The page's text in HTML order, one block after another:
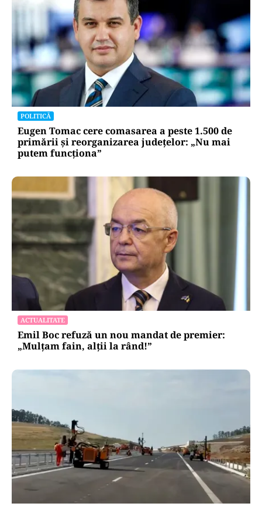
POLITICĂ
Eugen Tomac cere comasarea a peste 1.500 de
primării și reorganizarea județelor: „Nu mai
putem funcționa”
ACTUALITATE
Emil Boc refuză un nou mandat de premier:
„Mulțam fain, alții la rând!”